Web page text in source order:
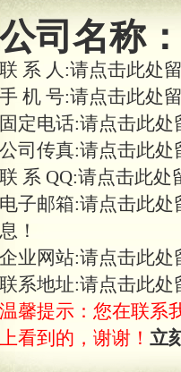
独家经营；
。
及媒体
供体验及
期在各大知
影响力。
地方实际情
公司名称：
联 系 人:请点击此处
手 机 号:请点击此处
固定电话:请点击此处
公司传真:请点击此处
联 系 QQ:请点击此处
电子邮箱:请点击此处
息！
企业网站:请点击此处
联系地址:请点击此处
温馨提示：您在联系
上看到的，谢谢！ 立